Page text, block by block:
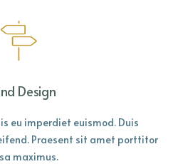
Design
eu imperdiet euismod. Duis
Praesent sit amet porttitor
maximus.